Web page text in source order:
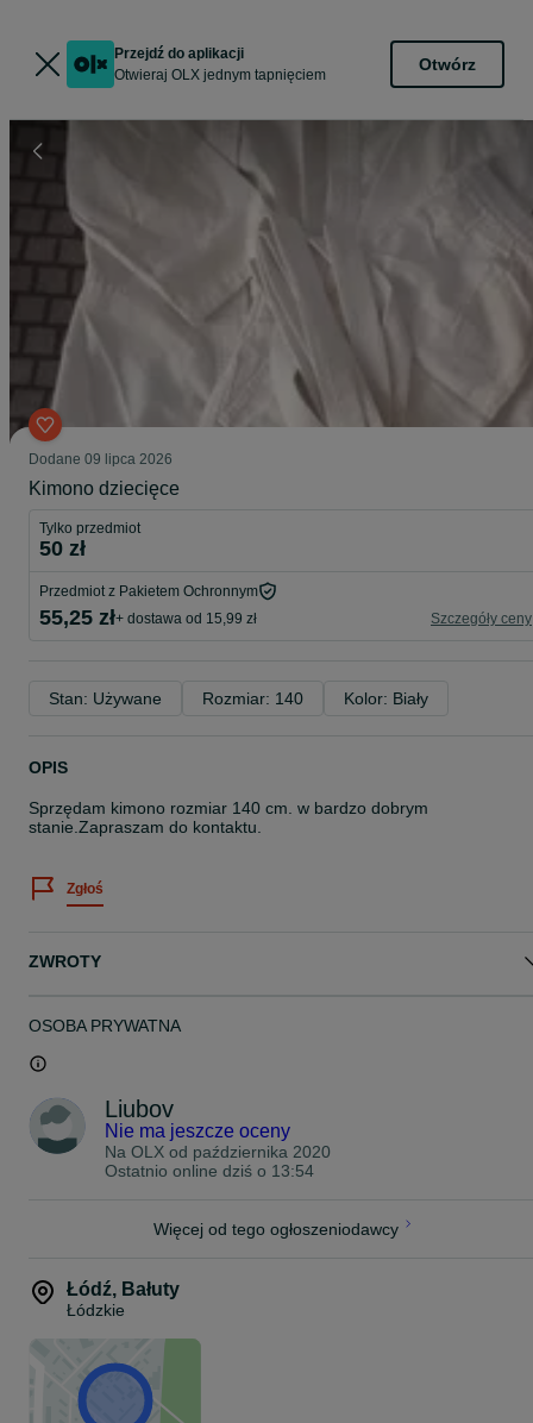
Przejdź do aplikacji
Otwieraj OLX jednym tapnięciem
Otwórz
Dodane 09 lipca 2026
Kimono dziecięce
Tylko przedmiot
50 zł
Przedmiot z Pakietem Ochronnym
55,25 zł+ dostawa od 15,99 zł Szczegóły ceny
Stan: Używane Rozmiar: 140 Kolor: Biały
OPIS
Sprzędam kimono rozmiar 140 cm. w bardzo dobrym
stanie.Zapraszam do kontaktu.
Zgłoś
ZWROTY
OSOBA PRYWATNA
Liubov
Nie ma jeszcze oceny
Na OLX od października 2020
Ostatnio online dziś o 13:54
Więcej od tego ogłoszeniodawcy
Łódź, Bałuty
Łódzkie